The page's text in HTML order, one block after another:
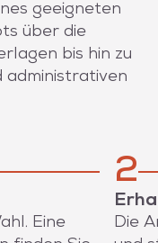
geeigneten
über die
bis hin zu
administrativen
Eine
2
Die